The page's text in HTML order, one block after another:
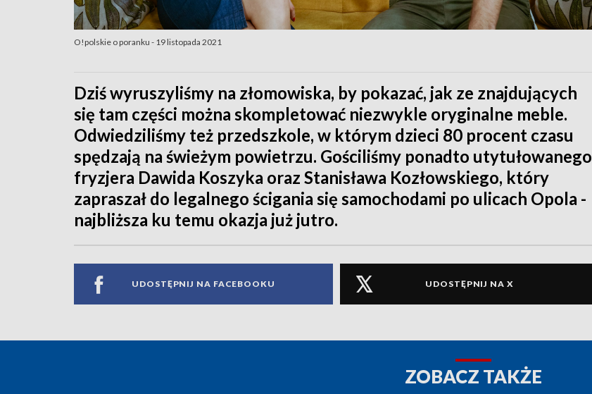
O!polskie o poranku - 19 listopada 2021
Dziś wyruszyliśmy na złomowiska, by pokazać, jak ze znajdujących
się tam części można skompletować niezwykle oryginalne meble.
Odwiedziliśmy też przedszkole, w którym dzieci 80 procent czasu
spędzają na świeżym powietrzu. Gościliśmy ponadto utytułowanego
fryzjera Dawida Koszyka oraz Stanisława Kozłowskiego, który
zapraszał do legalnego ścigania się samochodami po ulicach Opola -
najbliższa ku temu okazja już jutro.
UDOSTĘPNIJ NA FACEBOOKU UDOSTĘPNIJ NA X
ZOBACZ TAKŻE